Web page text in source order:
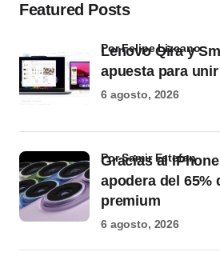
Featured Posts
Lenovo Qira y
apuesta para
por Felipe Lizcano
6 agosto, 2026
Gracias al
apodera del 65%
premium
por Samir Estefan
6 agosto, 2026